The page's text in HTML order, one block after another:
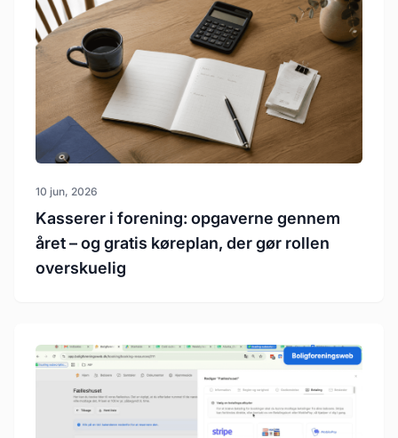
10 jun, 2026
Kasserer i forening: opgaverne gennem
året – og gratis køreplan, der gør rollen
overskuelig